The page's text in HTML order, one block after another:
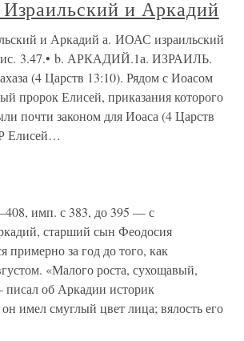
и Аркадий
и Аркадий а. ИОАС израильский
3.47.• b. АРКАДИЙ.1а. ИЗРАИЛЬ.
(4 Царств 13:10). Рядом с Иоасом
пророк Елисей, приказания которого
почти законом для Иоаса (4 Царств
Елисей…
имп. с 383, до 395 — с
старший сын Феодосия
примерно за год до того, как
«Малого роста, сухощавый,
об Аркадии историк
имел смуглый цвет лица; вялость его